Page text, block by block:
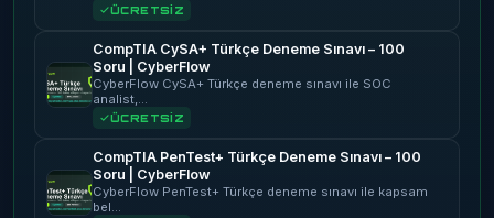
ÜCRETSİZ
CompTIA CySA+ Türkçe Deneme Sınavı – 100
Soru | CyberFlow
CyberFlow CySA+ Türkçe deneme sınavı ile SOC
analist,…
ÜCRETSİZ
CompTIA PenTest+ Türkçe Deneme Sınavı – 100
Soru | CyberFlow
CyberFlow PenTest+ Türkçe deneme sınavı ile kapsam
bel…